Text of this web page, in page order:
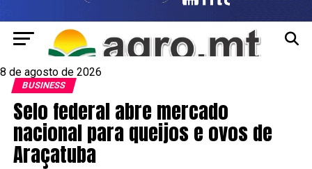
8 de agosto de 2026
BUSINESS
Selo federal abre mercado
nacional para queijos e ovos de
Araçatuba